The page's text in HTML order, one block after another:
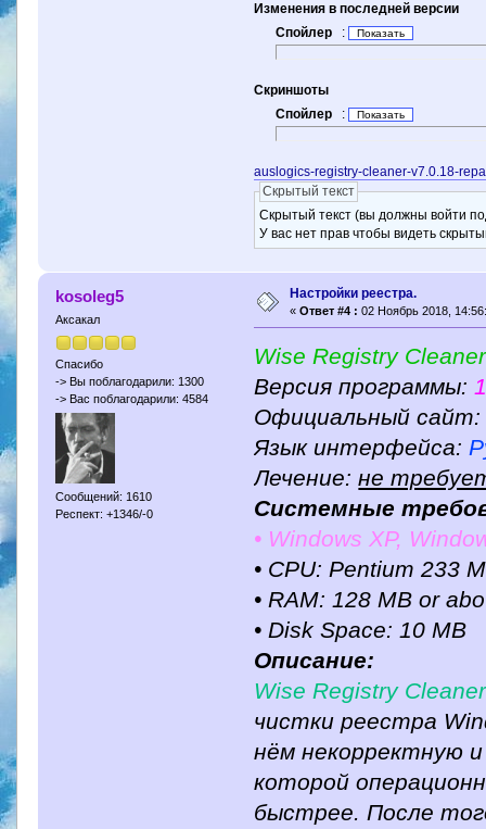
Изменения в последней версии
Спойлер
:
Скриншоты
Спойлер
:
auslogics-registry-cleaner-v7.0.18-
Скрытый текст
Скрытый текст (вы должны войти
У вас нет прав чтобы видеть
kosoleg5
Аксакал
Спасибо
-> Вы поблагодарили: 1300
-> Вас поблагодарили: 4584
Сообщений: 1610
Респект: +1346/-0
Настройки реестра.
« Ответ #4 : 02 Ноябрь 2018,
Wise Registry
Версия программы:
Официальный
Язык интерфейса:
Лечение:не
Системные
• Windows XP,
• CPU: Pentium 233
• RAM: 128 MB or
• Disk Space: 10 MB
Описание:
Wise Registry
чистки реестра
нём некорректную
которой
быстрее. После